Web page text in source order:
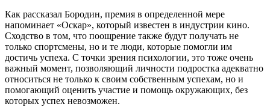
Как рассказал Бородин, премия в определенной мере
напоминает «Оскар», который известен в индустрии кино.
Сходство в том, что поощрение также будут получать не
только спортсмены, но и те люди, которые помогли им
достичь успеха. С точки зрения психологии, это тоже очень
важный момент, позволяющий личности подростка адекватно
относиться не только к своим собственным успехам, но и
помогающий оценить участие и помощь окружающих, без
которых успех невозможен.